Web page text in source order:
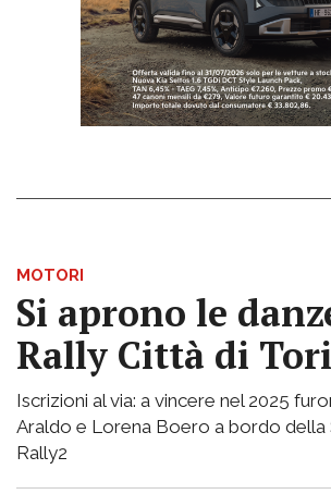
MOTORI
Si aprono le
Rally Città di
Iscrizioni al via: a vincere nel 2025
Araldo e Lorena Boero a bordo della
Rally2